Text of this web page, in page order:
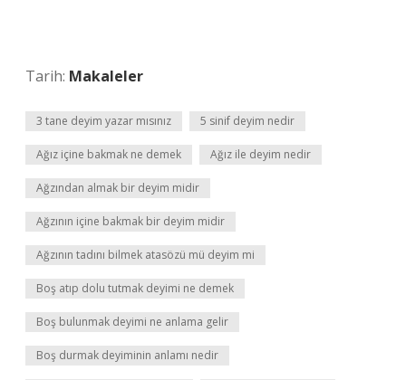
Tarih: Makaleler
3 tane deyim yazar mısınız 5 sinif deyim nedir
Ağız içine bakmak ne demek Ağız ile deyim nedir
Ağzından almak bir deyim midir
Ağzının içine bakmak bir deyim midir
Ağzının tadını bilmek atasözü mü deyim mi
Boş atıp dolu tutmak deyimi ne demek
Boş bulunmak deyimi ne anlama gelir
Boş durmak deyiminin anlamı nedir